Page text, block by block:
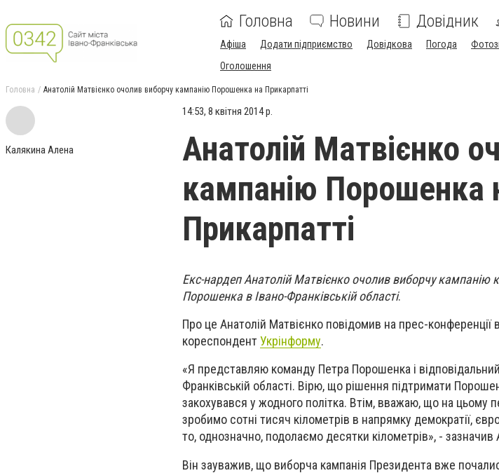
Головна Новини Довідник
Афіша Додати підприємство Довідкова Погода
Оголошення
Головна Анатолій Матвієнко очолив виборчу кампанію Порошенка на Прикарпатті
Калякина Алена
14:53, 8 квітня 2014 р.
Анатолій Матвієнко
кампанію Порошенка
Прикарпатті
Екс-нардеп Анатолій Матвієнко очолив виборчу кампанію
Порошенка в Івано-Франківській області.
Про це Анатолій Матвієнко повідомив на прес-конференції
кореспондентУкрінформу.
«Я представляю команду Петра Порошенка і
Франківській області. Вірю, що рішення підтримати
закохувався у жодного політка. Втім, вважаю, що на цьому
зробимо сотні тисяч кілометрів в напрямку демократії,
то, однозначно, подолаємо десятки кілометрів», - зазначив
Він зауважив, що виборча кампанія Президента вже